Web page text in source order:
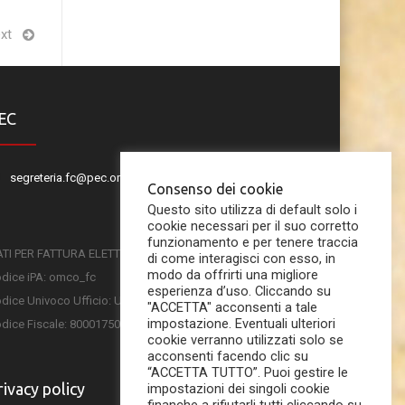
segreteria.fc@pec.omceo.it
PER FATTURA ELETTRONICA
iPA: omco_fc
Univoco Ufficio: UFSKMC
Fiscale: 80001750407
policy
Consenso dei cookie
Questo sito utilizza di default solo i
cookie necessari per il suo corretto
funzionamento e per tenere traccia
di come interagisci con esso, in
modo da offrirti una migliore
esperienza d’uso. Cliccando su
"ACCETTA" acconsenti a tale
impostazione. Eventuali ulteriori
cookie verranno utilizzati solo se
acconsenti facendo clic su
“ACCETTA TUTTO”. Puoi gestire le
impostazioni dei singoli cookie